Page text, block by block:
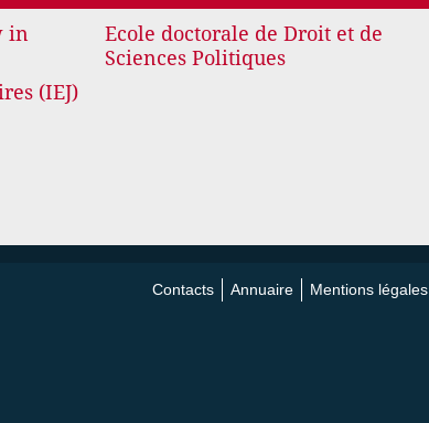
in
(IEJ)
Ecole doctorale de Droit et de
Sciences Politiques
Contacts Annuaire Mentions légales